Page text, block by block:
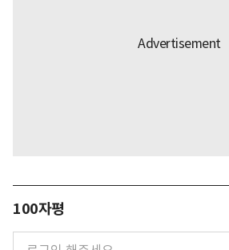
100자평